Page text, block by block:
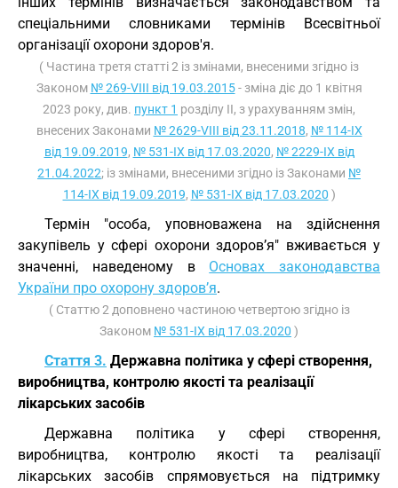
спеціальними словниками термінів Всесвітньої
організації охорони здоров'я.
( Частина третя статті 2 із змінами, внесеними згідно із
Законом № 269-VIII від 19.03.2015- зміна діє до 1 квітня
2023 року, див. пункт 1 розділу II, з урахуванням змін,
внесених Законами № 2629-VIII від 23.11.2018, № 114-IX
від 19.09.2019, № 531-IX від 17.03.2020, № 2229-IX від
21.04.2022; із змінами, внесеними згідно із Законами №
114-IX від 19.09.2019, № 531-IX від 17.03.2020 )
Термін "особа, уповноважена на здійснення
закупівель у сфері охорони здоров’я" вживається у
значенні, наведеному в Основах законодавства
України про охорону здоров’я.
( Статтю 2 доповнено частиною четвертою згідно із
Законом № 531-IX від 17.03.2020 )
Стаття 3. Державна політика у сфері створення,
виробництва, контролю якості та реалізації
лікарських засобів
Державна політика у сфері створення,
виробництва, контролю якості та реалізації
лікарських засобів спрямовується на підтримку